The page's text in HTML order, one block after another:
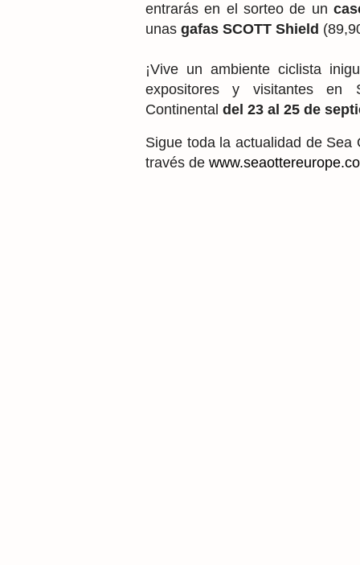
entrarás en el sorteo de un
unas gafas SCOTT Shield
¡Vive un ambiente ciclista
expositores y visitantes
Continental del 23 al 25 de
Sigue toda la actualidad de
través de